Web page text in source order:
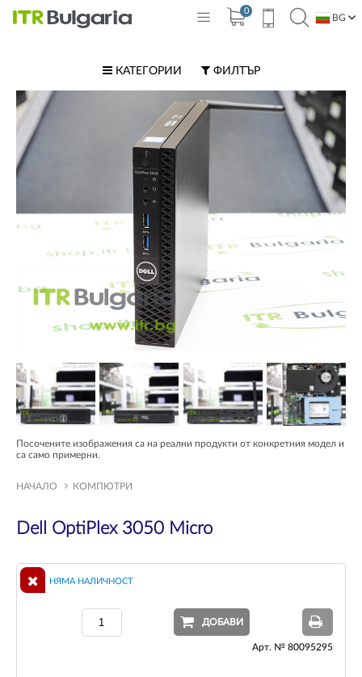
0
BG
КАТЕГОРИИ ФИЛТЪР
Посочените изображения са на реални продукти от конкретния модел и
са само примерни.
НАЧАЛО КОМПЮТРИ
Dell OptiPlex 3050 Micro
НЯМА НАЛИЧНОСТ
ДОБАВИ
Арт. № 80095295